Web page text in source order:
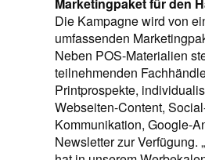
Die Kampagne wird von
umfassenden
Neben POS-Materialien
teilnehmenden
Printprospekte,
Webseiten-Content,
Kommunikation, Google-
Newsletter zur Verfügung.